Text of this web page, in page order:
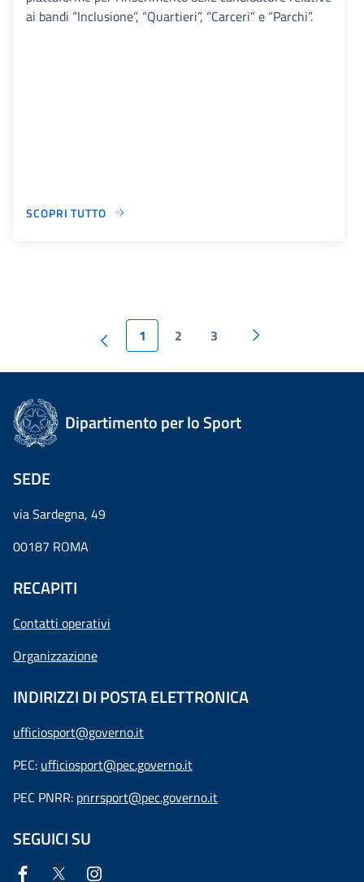
ai bandi “Inclusione”, “Quartieri”, “Carceri” e “Parchi”.
SCOPRI TUTTO
1 2 3
Dipartimento per lo Sport
SEDE
via Sardegna, 49
00187 ROMA
RECAPITI
Contatti operativi
Organizzazione
INDIRIZZI DI POSTA ELETTRONICA
ufficiosport@governo.it
PEC: ufficiosport@pec.governo.it
PEC PNRR: pnrrsport@pec.governo.it
SEGUICI SU